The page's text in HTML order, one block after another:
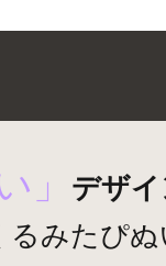
」
デザ
るみたぴ